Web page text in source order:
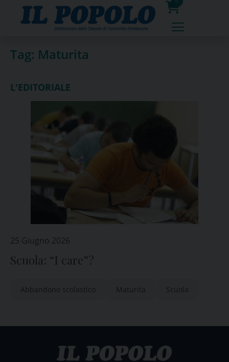
0
prodotti
Tag: Maturita
L'EDITORIALE
25 Giugno 2026
Scuola: “I care”?
Abbandono scolastico Maturita Scuola